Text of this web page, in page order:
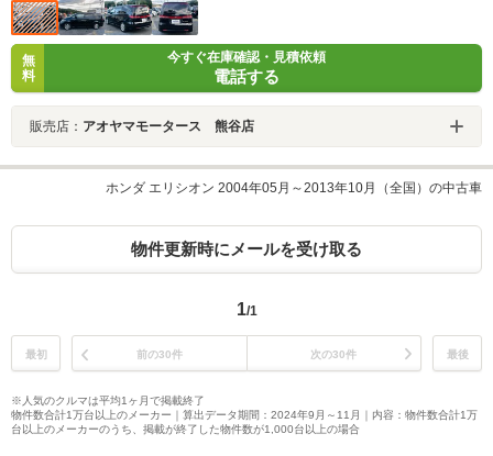
無
料
今すぐ在庫確認・見積依頼
電話する
販売店： アオヤマモータース 熊谷店
ホンダ エリシオン 2004年05月～2013年10月（全国）の中古車
物件更新時にメールを受け取る
1/1
最初 前の30件 次の30件 最後
※人気のクルマは平均1ヶ月で掲載終了
物件数合計1万台以上のメーカー｜算出データ期間：2024年9月～11月｜内容：物件数合計1万
台以上のメーカーのうち、掲載が終了した物件数が1,000台以上の場合